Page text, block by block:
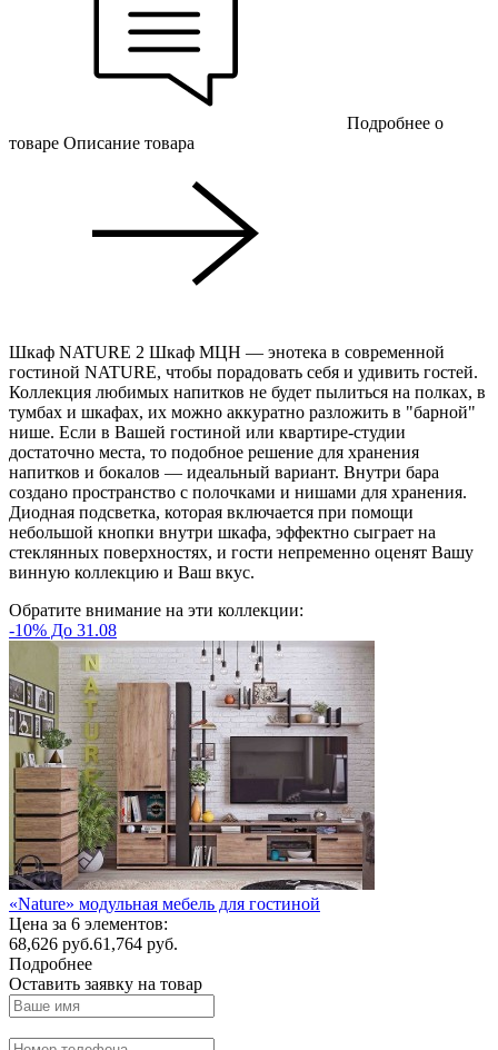
Подробнее о
товаре Описание товара
Шкаф NATURE 2 Шкаф МЦН — энотека в современной
гостиной NATURE, чтобы порадовать себя и удивить гостей.
Коллекция любимых напитков не будет пылиться на полках, в
тумбах и шкафах, их можно аккуратно разложить в "барной"
нише. Если в Вашей гостиной или квартире-студии
достаточно места, то подобное решение для хранения
напитков и бокалов — идеальный вариант. Внутри бара
создано пространство с полочками и нишами для хранения.
Диодная подсветка, которая включается при помощи
небольшой кнопки внутри шкафа, эффектно сыграет на
стеклянных поверхностях, и гости непременно оценят Вашу
винную коллекцию и Ваш вкус.
Обратите внимание на эти коллекции:
-10% До 31.08
«Nature» модульная мебель для гостиной
Цена за 6 элементов:
68,626 руб.61,764 руб.
Подробнее
Оставить заявку на товар